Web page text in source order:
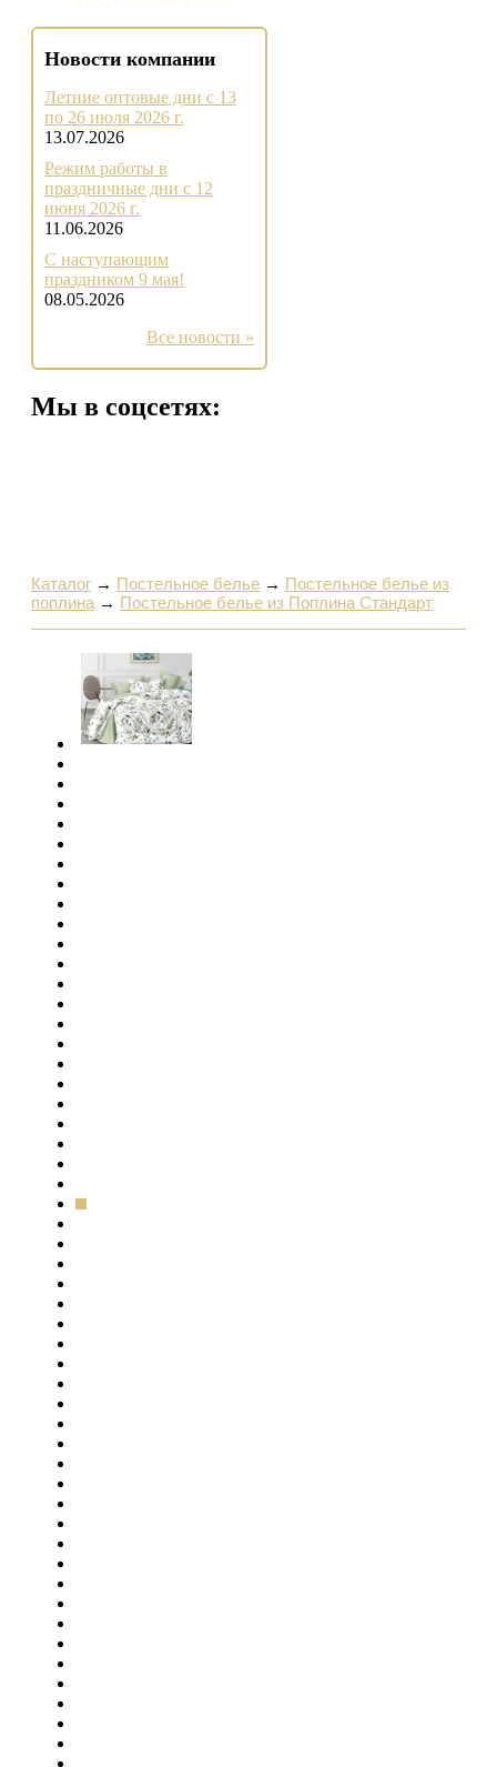
Новости компании
Летние оптовые дни с 13
по 26 июля 2026 г.
13.07.2026
Режим работы в
праздничные дни с 12
июня 2026 г.
11.06.2026
С наступающим
праздником 9 мая!
08.05.2026
Все новости »
Мы в соцсетях:
Каталог → Постельное белье → Постельное белье из
поплина → Постельное белье из Поплина Стандарт